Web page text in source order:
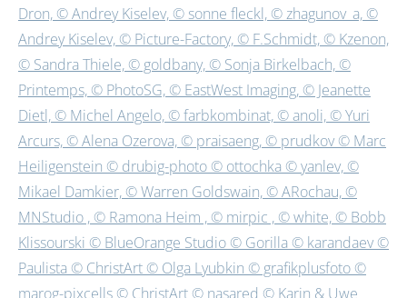
Dron, © Andrey Kiselev, © sonne fleckl, © zhagunov_a, ©
Andrey Kiselev, © Picture-Factory, © F.Schmidt, © Kzenon,
© Sandra Thiele, © goldbany, © Sonja Birkelbach, ©
Printemps, © PhotoSG, © EastWest Imaging, © Jeanette
Dietl, © Michel Angelo, © farbkombinat, © anoli, © Yuri
Arcurs, © Alena Ozerova, © praisaeng, © prudkov © Marc
Heiligenstein © drubig-photo © ottochka © yanlev, ©
Mikael Damkier, © Warren Goldswain, © ARochau, ©
MNStudio , © Ramona Heim , © mirpic , © white, © Bobb
Klissourski © BlueOrange Studio © Gorilla © karandaev ©
Paulista © ChristArt © Olga Lyubkin © grafikplusfoto ©
marog-pixcells © ChristArt © nasared © Karin & Uwe